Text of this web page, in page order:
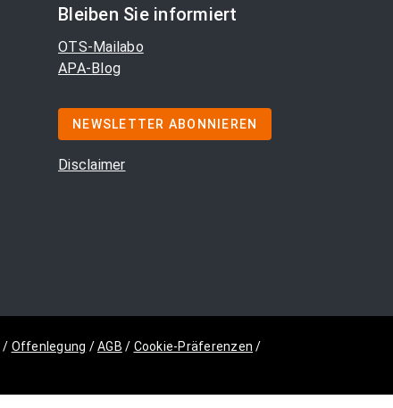
Bleiben Sie informiert
OTS-Mailabo
APA-Blog
NEWSLETTER ABONNIEREN
Disclaimer
/ Offenlegung /AGB / Cookie-Präferenzen /